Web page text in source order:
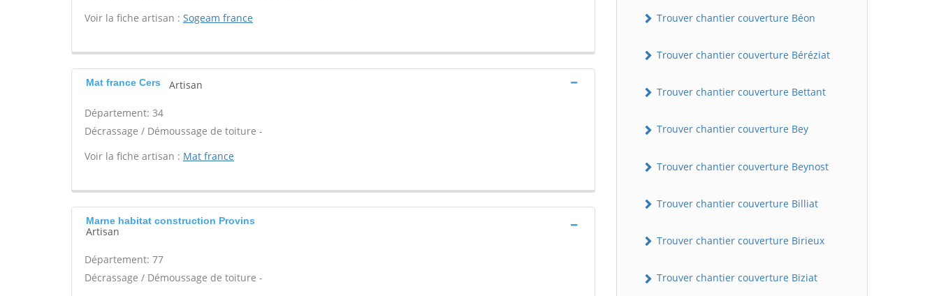
Voir la fiche artisan : Sogeam france
Mat france Cers Artisan
Département: 34
Décrassage / Démoussage de toiture -
Voir la fiche artisan : Mat france
Marne habitat construction Provins
Artisan
Département: 77
Décrassage / Démoussage de toiture -
Trouver chantier couverture Béon
Trouver chantier couverture Béréziat
Trouver chantier couverture Bettant
Trouver chantier couverture Bey
Trouver chantier couverture Beynost
Trouver chantier couverture Billiat
Trouver chantier couverture Birieux
Trouver chantier couverture Biziat